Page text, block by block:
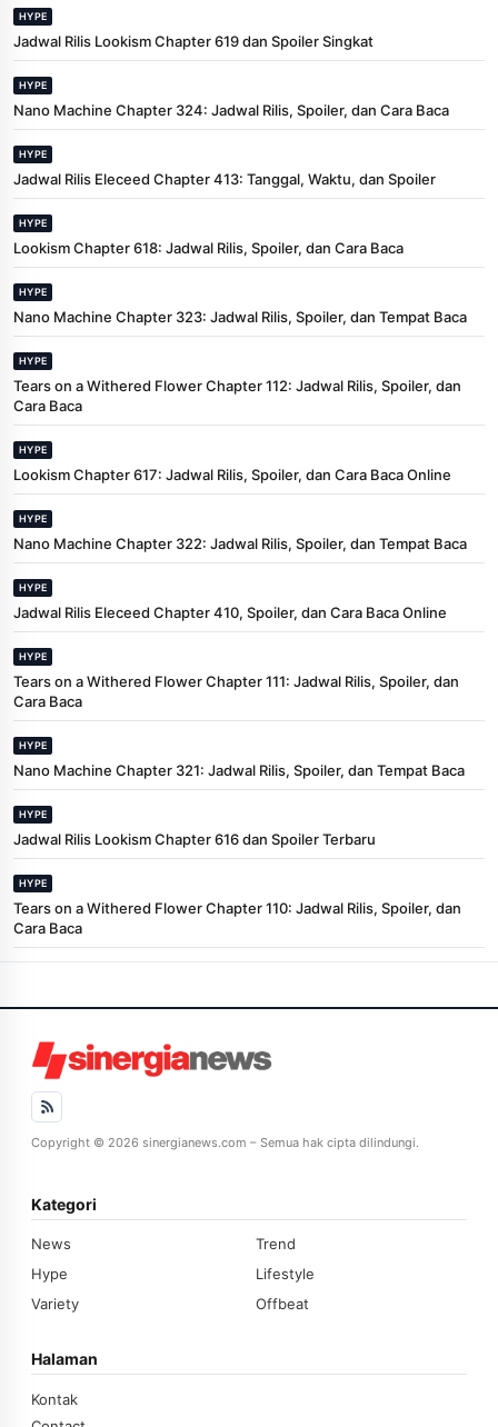
HYPE
Jadwal Rilis Lookism Chapter 619 dan Spoiler Singkat
HYPE
Nano Machine Chapter 324: Jadwal Rilis, Spoiler, dan Cara Baca
HYPE
Jadwal Rilis Eleceed Chapter 413: Tanggal, Waktu, dan Spoiler
HYPE
Lookism Chapter 618: Jadwal Rilis, Spoiler, dan Cara Baca
HYPE
Nano Machine Chapter 323: Jadwal Rilis, Spoiler, dan Tempat Baca
HYPE
Tears on a Withered Flower Chapter 112: Jadwal Rilis, Spoiler, dan
Cara Baca
HYPE
Lookism Chapter 617: Jadwal Rilis, Spoiler, dan Cara Baca Online
HYPE
Nano Machine Chapter 322: Jadwal Rilis, Spoiler, dan Tempat Baca
HYPE
Jadwal Rilis Eleceed Chapter 410, Spoiler, dan Cara Baca Online
HYPE
Tears on a Withered Flower Chapter 111: Jadwal Rilis, Spoiler, dan
Cara Baca
HYPE
Nano Machine Chapter 321: Jadwal Rilis, Spoiler, dan Tempat Baca
HYPE
Jadwal Rilis Lookism Chapter 616 dan Spoiler Terbaru
HYPE
Tears on a Withered Flower Chapter 110: Jadwal Rilis, Spoiler, dan
Cara Baca
Copyright © 2026 sinergianews.com – Semua hak cipta dilindungi.
Kategori
News
Trend
Hype
Lifestyle
Variety
Offbeat
Halaman
Kontak